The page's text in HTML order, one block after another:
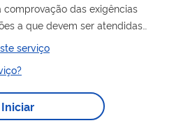
das exigências
a que devem ser atendidas
e pelas não empresárias
a autorização para fins de
de medição
técnico metrológico
Portaria n.º 65, de 28 de janeiro
serviço
Iniciar